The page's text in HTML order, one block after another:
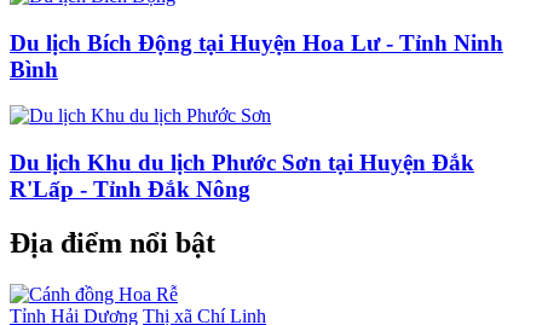
Du lịch Bích Động tại Huyện Hoa Lư - Tỉnh Ninh
Bình
Du lịch Khu du lịch Phước Sơn tại Huyện Đắk
R'Lấp - Tỉnh Đắk Nông
Địa điểm nổi bật
Tỉnh Hải Dương Thị xã Chí Linh